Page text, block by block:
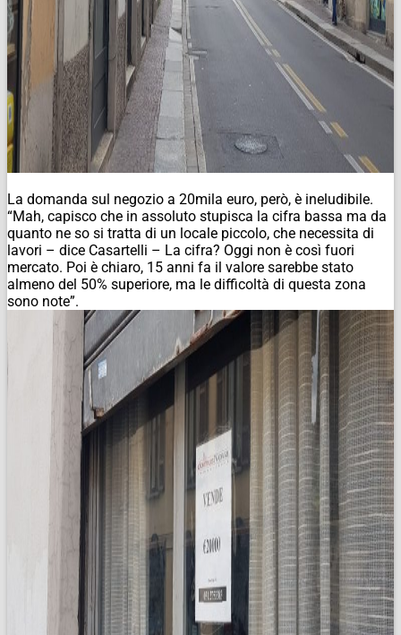
La domanda sul negozio a 20mila euro, però, è ineludibile.
“Mah, capisco che in assoluto stupisca la cifra bassa ma da
quanto ne so si tratta di un locale piccolo, che necessita di
lavori – dice Casartelli – La cifra? Oggi non è così fuori
mercato. Poi è chiaro, 15 anni fa il valore sarebbe stato
almeno del 50% superiore, ma le difficoltà di questa zona
sono note”.